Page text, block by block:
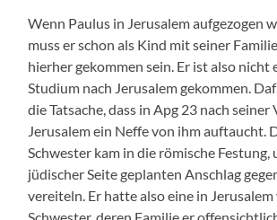
Wenn Paulus in Jerusalem aufgezogen
muss er schon als Kind mit seiner
hierher gekommen sein. Er ist also nicht
Studium nach Jerusalem gekommen.
die Tatsache, dass in Apg 23 nach
Jerusalem ein Neffe von ihm auftaucht.
Schwester kam in die römische Festung,
jüdischer Seite geplanten Anschlag
vereiteln. Er hatte also eine in